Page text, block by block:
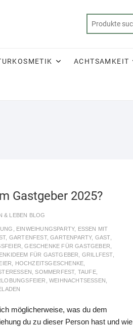
ACHTSAMKEIT
Gastgeber 2025?
& LEBEN BLOG
EINWEIHUNGSPARTY, ESSEN MIT
, GARTENFEST,GARTENPARTY, GAST,
,GESCHENKE FÜR GASTGEBER
FÜR GASTGEBER GRILLFEST,
HOCHZEITSGESCHENKE
,SOMMERFEST, TAUFE,
,WEIHNACHTSESSEN
möglicherweise, was du dem
du zu dieser Person hast und wie